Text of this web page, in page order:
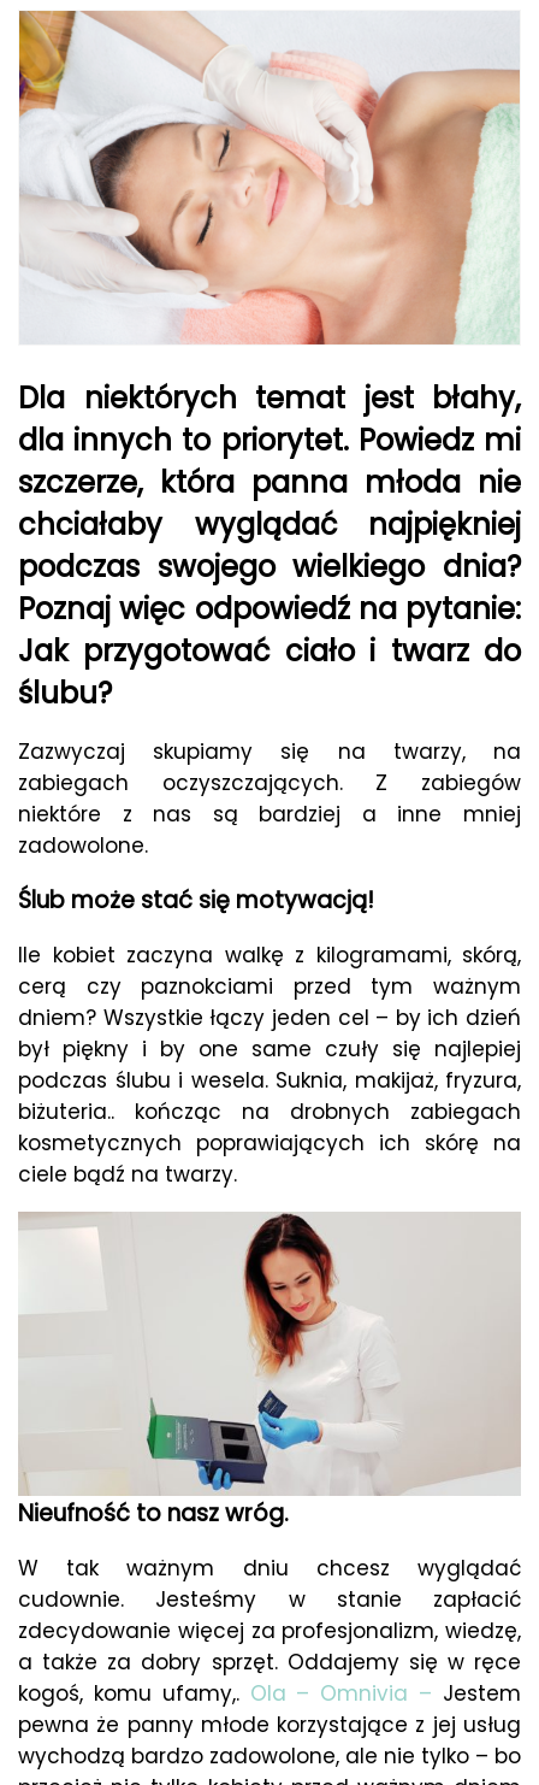
Dla niektórych temat jest błahy,
dla innych to priorytet. Powiedz mi
szczerze, która panna młoda nie
chciałaby wyglądać najpiękniej
podczas swojego wielkiego dnia?
Poznaj więc odpowiedź na pytanie:
Jak przygotować ciało i twarz do
ślubu?
Zazwyczaj skupiamy się na twarzy, na
zabiegach oczyszczających. Z zabiegów
niektóre z nas są bardziej a inne mniej
zadowolone.
Ślub może stać się motywacją!
Ile kobiet zaczyna walkę z kilogramami, skórą,
cerą czy paznokciami przed tym ważnym
dniem? Wszystkie łączy jeden cel – by ich dzień
był piękny i by one same czuły się najlepiej
podczas ślubu i wesela. Suknia, makijaż, fryzura,
biżuteria.. kończąc na drobnych zabiegach
kosmetycznych poprawiających ich skórę na
ciele bądź na twarzy.
Nieufność to nasz wróg.
W tak ważnym dniu chcesz wyglądać
cudownie. Jesteśmy w stanie zapłacić
zdecydowanie więcej za profesjonalizm, wiedzę,
a także za dobry sprzęt. Oddajemy się w ręce
kogoś, komu ufamy,. Ola – Omnivia – Jestem
pewna że panny młode korzystające z jej usług
wychodzą bardzo zadowolone, ale nie tylko – bo